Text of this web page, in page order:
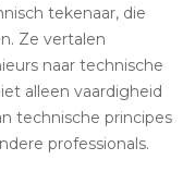
tekenaar, die
Ze vertalen
naar technische
alleen vaardigheid
technische principes
professionals.